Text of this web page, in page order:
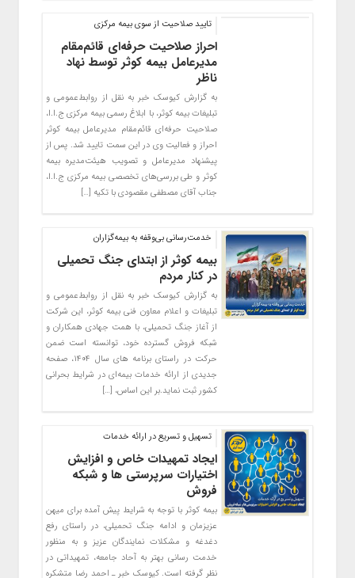
تایید صلاحیت از سوی بیمه مرکزی
احراز صلاحیت حرفه‌ای قائم‌مقام
مدیرعامل بیمه کوثر توسط نهاد
ناظر
به گزارش کیوسک خبر به نقل از روابط‌عمومی و
تبلیغات بیمه کوثر، با ابلاغ رسمی بیمه مرکزی ج.ا.ا،
صلاحیت حرفه‌ای قائم‌مقام مدیرعامل بیمه کوثر
احراز و فعالیت وی در این سمت تایید شد. ‌پس از
پیشنهاد مدیرعامل و تصویب هیئت‌مدیره بیمه
کوثر و طی بررسی‌های تخصصی بیمه مرکزی ج.ا.ا،
جناب آقای مصطفی مقصودی با تکیه […]
خدمت‌رسانی بی‌وقفه به بیمه‌گزاران
بیمه کوثر از ابتدای جنگ تحمیلی
در کنار مردم
به گزارش کیوسک خبر به نقل از روابط‌عمومی و
تبلیغات و اعلام معاون فنی بیمه کوثر، این شرکت
از آغاز جنگ تحمیلی، با همت جهادی همکاران و
شبکه فروش گسترده خود، توانسته است ضمن
حرکت در راستای برنامه های سال ۱۴۰۴، صفحه
جدیدی از ارائه خدمات بیمه‌ای در شرایط بحرانی
کشور ثبت نماید.بر این اساس، […]
تسهیل و تسریع در ارائه خدمات
ایجاد تمهیدات خاص و افزایش
اختیارات سرپرستی ها و شبکه
فروش ‌
بیمه کوثر با توجه به شرایط پیش آمده برای میهن
عزیزمان و ادامه جنگ تحمیلی، در راستای رفع
دغدغه و مشکلات نمایندگان عزیز و به منظور
خدمت رسانی بهتر به آحاد جامعه، تمهیداتی در
نظر گرفته است. کیوسک خبر ـ احمد رضا متشکره